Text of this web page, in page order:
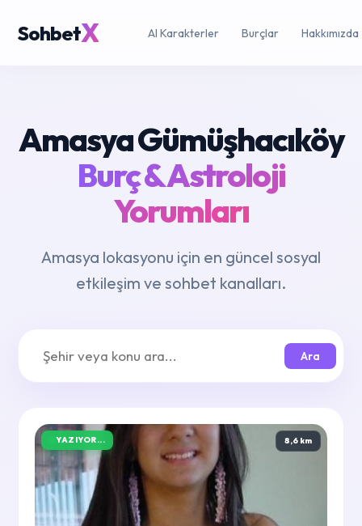
SohbetX AI Karakterler Burçlar Hakkımızda
Amasya Gümüşhacıköy
Burç & Astroloji
Yorumları
Amasya lokasyonu için en güncel sosyal
etkileşim ve sohbet kanalları.
Ara
YAZIYOR... 8,6 km